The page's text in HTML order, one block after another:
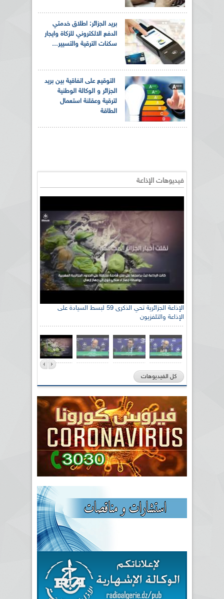
بريد الجزائر: اطلاق خدمتي
الدفع الالكتروني للزكاة وايجار
سكنات الترقية والتسيير...
التوقيع على اتفاقية بين بريد
الجزائر و الوكالة الوطنية
لترقية وعقلنة استعمال
الطاقة
فيديوهات الإذاعة
الإذاعة الجزائرية تحي الذكرى 59 لبسط السيادة على
الإذاعة والتلفزيون
كل الفيديوهات